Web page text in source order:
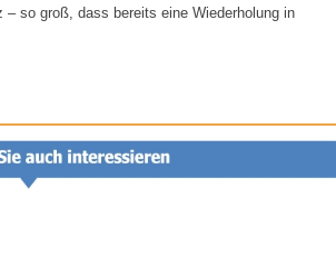
so groß, dass bereits eine Wiederholung in